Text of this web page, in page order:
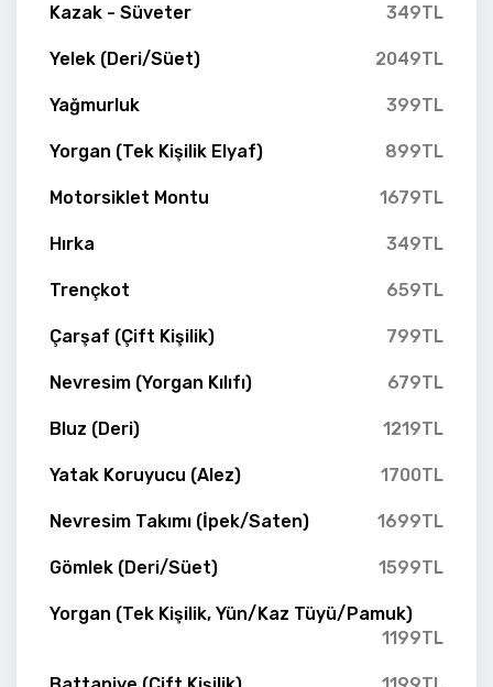
Kazak - Süveter 349TL
Yelek (Deri/Süet) 2049TL
Yağmurluk 399TL
Yorgan (Tek Kişilik Elyaf) 899TL
Motorsiklet Montu 1679TL
Hırka 349TL
Trençkot 659TL
Çarşaf (Çift Kişilik) 799TL
Nevresim (Yorgan Kılıfı) 679TL
Bluz (Deri) 1219TL
Yatak Koruyucu (Alez) 1700TL
Nevresim Takımı (İpek/Saten) 1699TL
Gömlek (Deri/Süet) 1599TL
Yorgan (Tek Kişilik, Yün/Kaz Tüyü/Pamuk)
1199TL